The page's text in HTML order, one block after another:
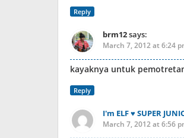
Reply
brm12says:
March 7, 2012 at 6:24
kayaknya untuk
Reply
I'm ELF ♥ SUPER
March 7, 2012 at 6:56